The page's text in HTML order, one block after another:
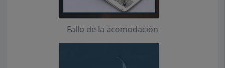
Fallo de la acomodación